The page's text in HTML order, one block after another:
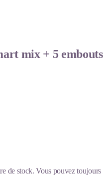
mix + 5 embouts
de stock. Vous pouvez toujours